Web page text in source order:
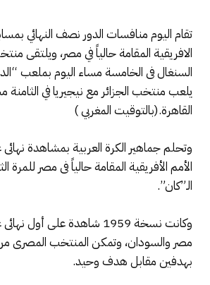
تقام اليوم منافسات الدور نصف النهائي
الافريقية المقامة حالياً في مصر، ويلتقى
السنغال فى الخامسة مساء اليوم بملعب
يلعب منتخب الجزائر مع نيجيريا في الثامنة
القاهرة.(بالتوقيت المغربي )
وتحلم جماهير الكرة العربية بمشاهدة
الأمم الأفريقية المقامة حالياً فى مصر للمرة
الـ”كان”.
وكانت نسخة 1959 شاهدة على
مصر والسودان، وتمكن المنتخب المصرى
بهدفين مقابل هدف وحيد.